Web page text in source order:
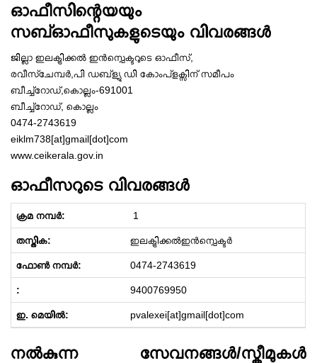
ഓഫീസിന്റെയയും
സബ്ഓഫീസുകളുടെയും വിവരങ്ങൾ
ജില്ലാ ഇലക്ട്രിക്കൽ ഇൻസ്പെക്ടറുടെ ഓഫീസ്,
രവീസ്ചേമ്പർ,പി ഡബ്ള്യു ഡി കോംപ്ളക്സിന് സമീപം
ബീച്ച്റോഡ്,കൊല്ലം-691001
ബീച്ച്റോഡ്, കൊല്ലം
0474-2743619
eiklm738[at]gmail[dot]com
www.ceikerala.gov.in
ഓഫീസറുടെ വിവരങ്ങൾ
1
ഇലക്ട്രിക്കൽഇൻസ്പെക്ടർ
0474-2743619
9400769950
pvalexei[at]gmail[dot]com
നൽകുന്ന സേവനങ്ങൾ/സ്കീമുകൾ